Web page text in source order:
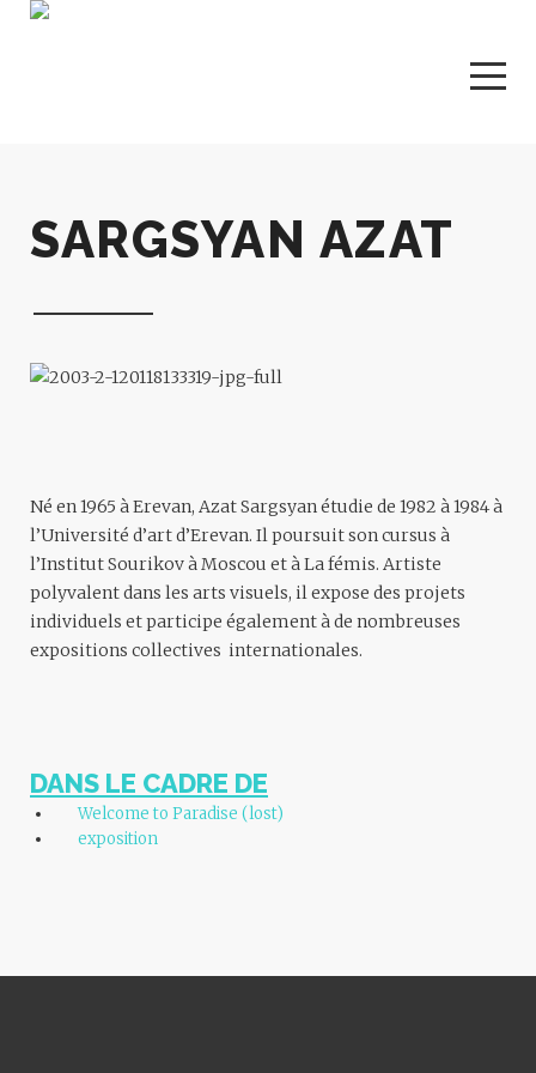
SARGSYAN AZAT
Né en 1965 à Erevan, Azat Sargsyanétudie de 1982 à 1984 à
l’Université d’art d’Erevan. Il poursuit son cursus à
l’Institut Sourikov à Moscou et à La fémis. Artiste
polyvalent dans les arts visuels, il expose des projets
individuels et participe également à de nombreuses
expositions collectives internationales.
DANS LE CADRE DE
Welcome to Paradise (lost)
exposition